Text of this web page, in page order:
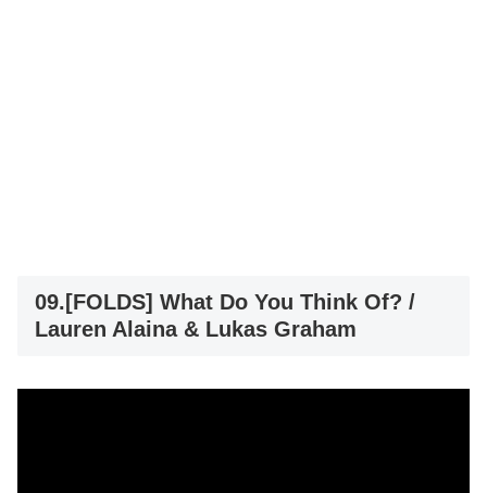
09.[FOLDS] What Do You Think Of? /
Lauren Alaina & Lukas Graham